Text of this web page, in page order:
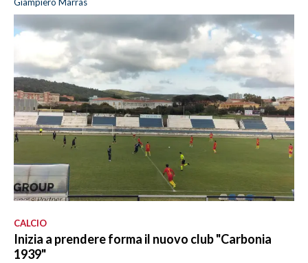
CALCIO
Inizia a prendere forma il nuovo club "Carbonia
1939"